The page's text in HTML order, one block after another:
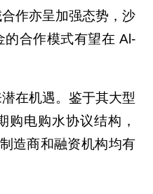
作亦呈加强态势，沙
的合作模式有望在 Al-
在机遇。鉴于其大型
购电购水协议结构，
造商和融资机构均有